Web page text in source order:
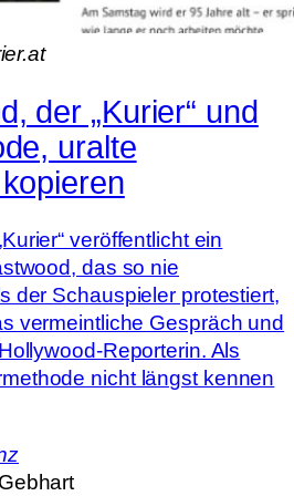
der „Kurier“ und
uralte
veröffentlicht ein
das so nie
der Schauspieler protestiert,
vermeintliche Gespräch und
Reporterin. Als
nicht längst kennen